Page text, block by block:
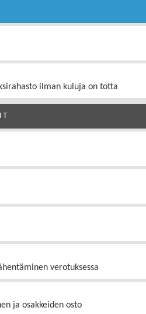
ilman kuluja on totta
verotuksessa
ja osakkeiden osto